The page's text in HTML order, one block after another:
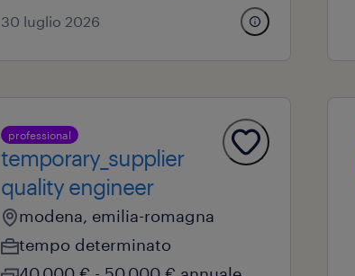
30 luglio 2026
professional
temporary_supplier
quality engineer
modena, emilia-romagna
tempo determinato